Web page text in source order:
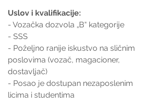
Uslov i kvalifikacije:
- Vozačka dozvola „B“ kategorije
- SSS
- Poželjno ranije iskustvo na sličnim
poslovima (vozač, magacioner,
dostavljač)
- Posao je dostupan nezaposlenim
licima i studentima